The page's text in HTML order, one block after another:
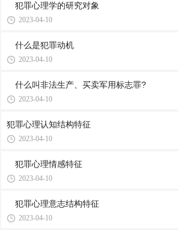
犯罪心理学的研究对象
2023-04-10
什么是犯罪动机
2023-04-10
什么叫非法生产、买卖军用标志罪?
2023-04-10
犯罪心理认知结构特征
2023-04-10
犯罪心理情感特征
2023-04-10
犯罪心理意志结构特征
2023-04-10